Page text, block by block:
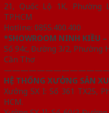
21, Quốc Lộ 1K, Phường
TP.HCM
Hotline: 0855.400.400
*SHOWROOM NINH KIỀU
Số 94c, Đường 3/2, Phường
Cần Thơ
HỆ THỐNG XƯỞNG SẢN
Xưởng SX I: Số 361 TX25,
HCM.